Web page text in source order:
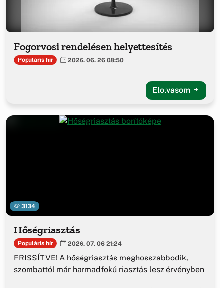
Fogorvosi rendelésen helyettesítés
Populáris hír 2026. 06. 26 08:50
Elolvasom
3134
Hőségriasztás
Populáris hír 2026. 07. 06 21:24
FRISSÍTVE! A hőségriasztás meghosszabbodik,
szombattól már harmadfokú riasztás lesz érvényben